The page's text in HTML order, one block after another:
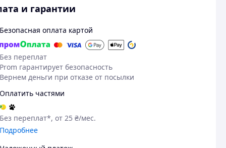
и гарантии
Безопасная оплата картой
Без переплат
Prom гарантирует безопасность
Вернем деньги при отказе от посылки
Оплатить частями
Без переплат*, от 25 ₴/мес.
Подробнее